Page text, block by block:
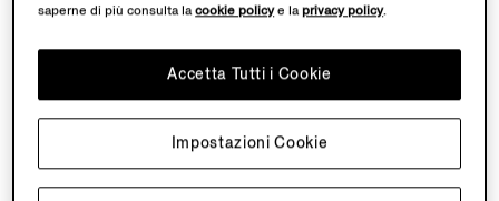
Da maggio a novembre 2026, Fondazione Zegna
ospiterà contemporaneamente una mostra personale di
Chiara Camoni, con un'opera scultorea realizzata
appositamente per il giardino di Villa Zegna. A cura di
Ilaria Bonacossa – due spazi uniti in un dialogo
continuato tra paesaggio e immaginazione.
saperne di più consulta lacookie policye laprivacy policy.
Accetta Tutti i Cookie
Impostazioni Cookie